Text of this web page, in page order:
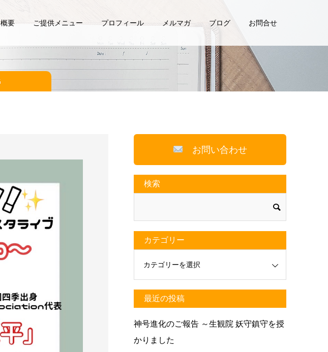
要 ご提供メニュー プロフィール メルマガ ブログ お問合せ
お問い合わせ
検索
カテゴリー
最近の投稿
神号進化のご報告 ～生観院 妖守鎮守を授
かりました